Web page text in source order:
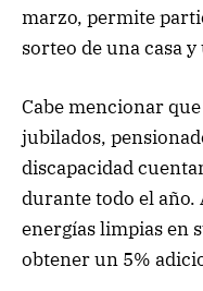
marzo, permite
sorteo de una casa
Cabe mencionar
jubilados,
discapacidad
durante todo el
energías limpias en
obtener un 5%